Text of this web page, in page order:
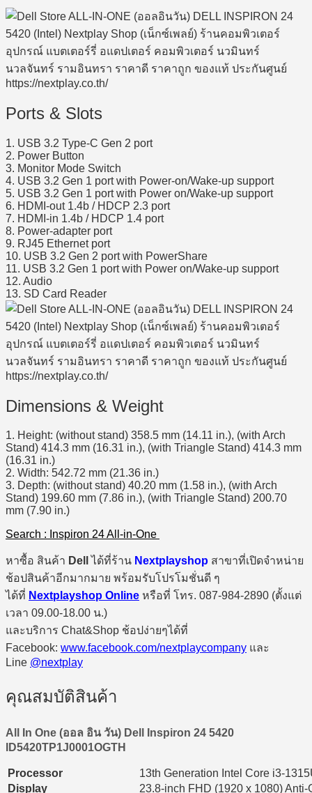
Ports & Slots
1. USB 3.2 Type-C Gen 2 port
2. Power Button
3. Monitor Mode Switch
4. USB 3.2 Gen 1 port with Power-on/Wake-up support
5. USB 3.2 Gen 1 port with Power on/Wake-up support
6. HDMI-out 1.4b / HDCP 2.3 port
7. HDMI-in 1.4b / HDCP 1.4 port
8. Power-adapter port
9. RJ45 Ethernet port
10. USB 3.2 Gen 2 port with PowerShare
11. USB 3.2 Gen 1 port with Power on/Wake-up support
12. Audio
13. SD Card Reader
Dimensions & Weight
1. Height: (without stand) 358.5 mm (14.11 in.), (with Arch
Stand) 414.3 mm (16.31 in.), (with Triangle Stand) 414.3 mm
(16.31 in.)
2. Width: 542.72 mm (21.36 in.)
3. Depth: (without stand) 40.20 mm (1.58 in.), (with Arch
Stand) 199.60 mm (7.86 in.), (with Triangle Stand) 200.70
mm (7.90 in.)
Search : Inspiron 24 All-in-One
หาซื้อ สินค้า Dell ได้ที่ร้าน Nextplayshop สาขาที่เปิดจำหน่าย
ช้อปสินค้าอีกมากมาย พร้อมรับโปรโมชั่นดี ๆ
ได้ที่ Nextplayshop Online หรือที่ โทร. 087-984-2890 (ตั้งแต่
เวลา 09.00-18.00 น.)
และบริการ Chat&Shop ช้อปง่ายๆได้ที่
Facebook: www.facebook.com/nextplaycompany และ
Line @nextplay
คุณสมบัติสินค้า
All In One (ออล อิน วัน) Dell Inspiron 24 5420
ID5420TP1J0001OGTH
Processor
13th Generation Intel Core i3-
Display
23.8-inch FHD (1920 x 1080)